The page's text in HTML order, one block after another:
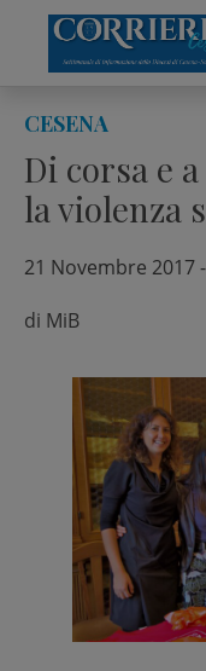
content
CESENA
Di corsa e
la violenza
21 Novembre 2017
di MiB